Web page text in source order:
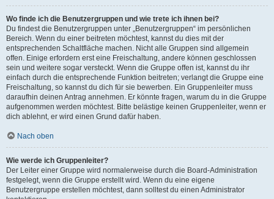
Wo finde ich die Benutzergruppen und wie trete ich ihnen bei?
Du findest die Benutzergruppen unter „Benutzergruppen“ im persönlichen
Bereich. Wenn du einer beitreten möchtest, kannst du dies mit der
entsprechenden Schaltfläche machen. Nicht alle Gruppen sind allgemein
offen. Einige erfordern erst eine Freischaltung, andere können geschlossen
sein und weitere sogar versteckt. Wenn die Gruppe offen ist, kannst du ihr
einfach durch die entsprechende Funktion beitreten; verlangt die Gruppe eine
Freischaltung, so kannst du dich für sie bewerben. Ein Gruppenleiter muss
daraufhin deinen Antrag annehmen. Er könnte fragen, warum du in die Gruppe
aufgenommen werden möchtest. Bitte belästige keinen Gruppenleiter, wenn er
dich ablehnt, er wird einen Grund dafür haben.
Nach oben
Wie werde ich Gruppenleiter?
Der Leiter einer Gruppe wird normalerweise durch die Board-Administration
festgelegt, wenn die Gruppe erstellt wird. Wenn du eine eigene
Benutzergruppe erstellen möchtest, dann solltest du einen Administrator